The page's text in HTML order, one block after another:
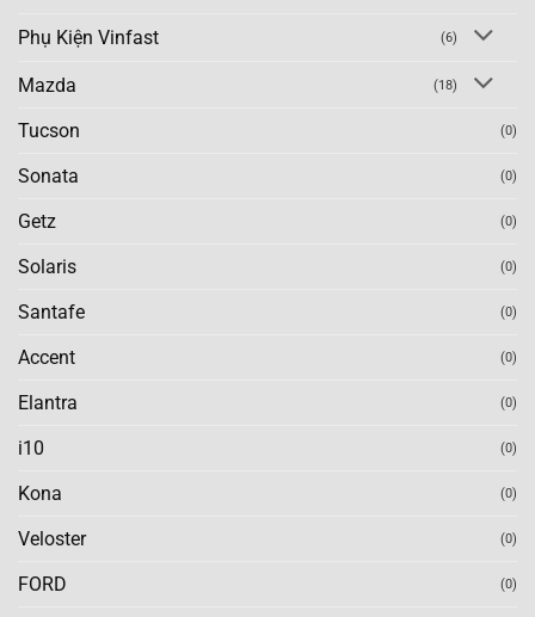
Phụ Kiện Vinfast (6)
Mazda (18)
Tucson (0)
Sonata (0)
Getz (0)
Solaris (0)
Santafe (0)
Accent (0)
Elantra (0)
i10 (0)
Kona (0)
Veloster (0)
FORD (0)